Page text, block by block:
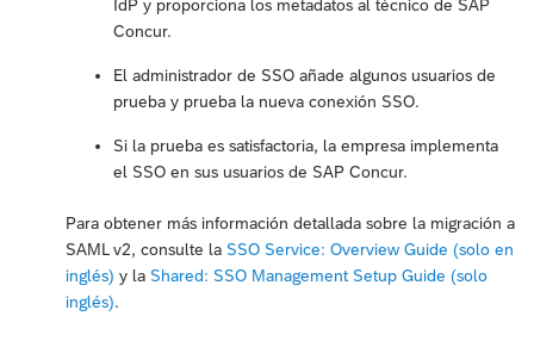
IdP y proporciona los metadatos al técnico de SAP
Concur.
El administrador de SSO añade algunos usuarios de
prueba y prueba la nueva conexión SSO.
Si la prueba es satisfactoria, la empresa implementa
el SSO en sus usuarios de SAP Concur.
Para obtener más información detallada sobre la migración a
SAML v2, consulte la SSO Service: Overview Guide (solo en
inglés) y la Shared: SSO Management Setup Guide (solo
inglés).